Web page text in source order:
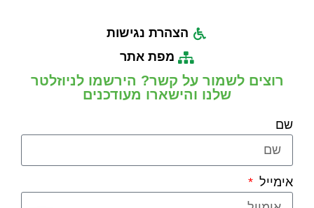
הצהרת נגישות
מפת אתר
רוצים לשמור על קשר? הירשמו לניוזלטר
שלנו והישארו מעודכנים
שם
אימייל